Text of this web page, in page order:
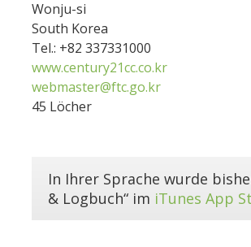
Wonju-si
South Korea
Tel.: +82 337331000
www.century21cc.co.kr
webmaster@ftc.go.kr
45 Löcher
In Ihrer Sprache wurde
& Logbuch“ im iTunes App